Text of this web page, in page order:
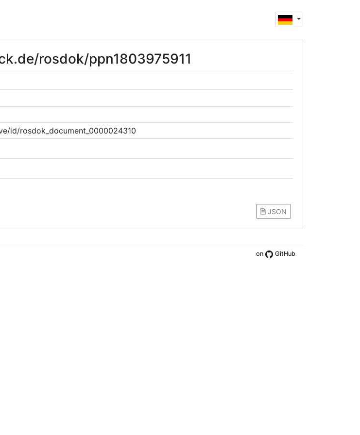
rosdok/ppn1803975911
id/rosdok_document_0000024310
🗎 JSON
on GitHub